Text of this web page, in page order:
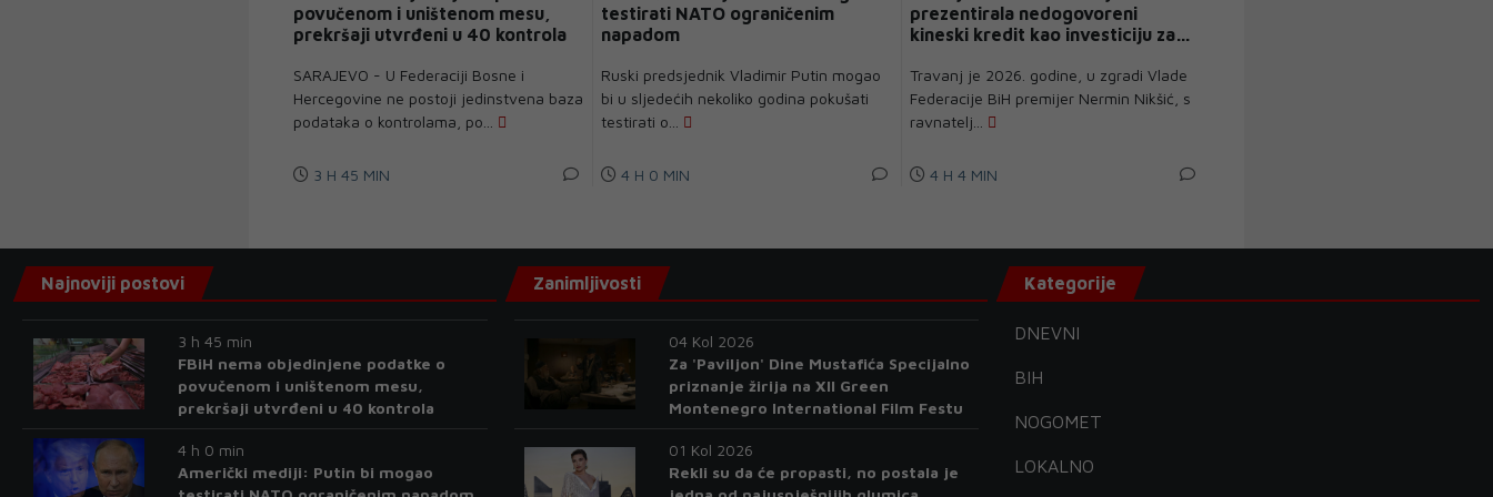
povučenom i uništenom mesu,
prekršaji utvrđeni u 40 kontrola
SARAJEVO - U Federaciji Bosne i
Hercegovine ne postoji jedinstvena baza
podataka o kontrolama, po...
3 H 45 MIN
testirati NATO ograničenim
napadom
Ruski predsjednik Vladimir Putin mogao
bi u sljedećih nekoliko godina pokušati
testirati o...
4 H 0 MIN
prezentirala nedogovoreni
kineski kredit kao investiciju za
Travanj je 2026. godine, u zgradi Vlade
Federacije BiH premijer Nermin Nikšić, s
ravnatelj...
4 H 4 MIN
Najnoviji postovi
3 h 45 min
FBiH nema objedinjene podatke o
povučenom i uništenom mesu,
prekršaji utvrđeni u 40 kontrola
4 h 0 min
Američki mediji: Putin bi mogao
Zanimljivosti
04 Kol 2026
Za 'Paviljon' Dine Mustafića Specijalno
priznanje žirija na XII Green
Montenegro International Film Festu
01 Kol 2026
Rekli su da će propasti, no postala je
Kategorije
DNEVNI
BIH
NOGOMET
LOKALNO